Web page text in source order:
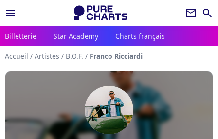
menu newsletter search
Billetterie Star Academy Charts français
Accueil / Artistes / B.O.F. / Franco Ricciardi